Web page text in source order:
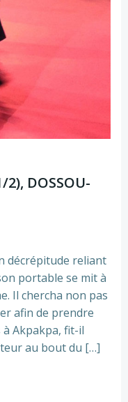
2), DOSSOU-
décrépitude reliant
portable se mit à
Il chercha non pas
afin de prendre
à Akpakpa, fit-il
au bout du […]